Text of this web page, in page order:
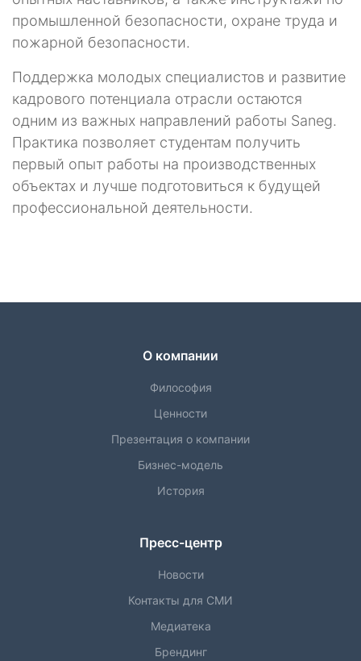
промышленной безопасности, охране труда и
пожарной безопасности.
Поддержка молодых специалистов и развитие
кадрового потенциала отрасли остаются
одним из важных направлений работы Saneg.
Практика позволяет студентам получить
первый опыт работы на производственных
объектах и лучше подготовиться к будущей
профессиональной деятельности.
О компании
Философия
Ценности
Презентация о компании
Бизнес-модель
История
Пресс-центр
Новости
Контакты для СМИ
Медиатека
Брендинг